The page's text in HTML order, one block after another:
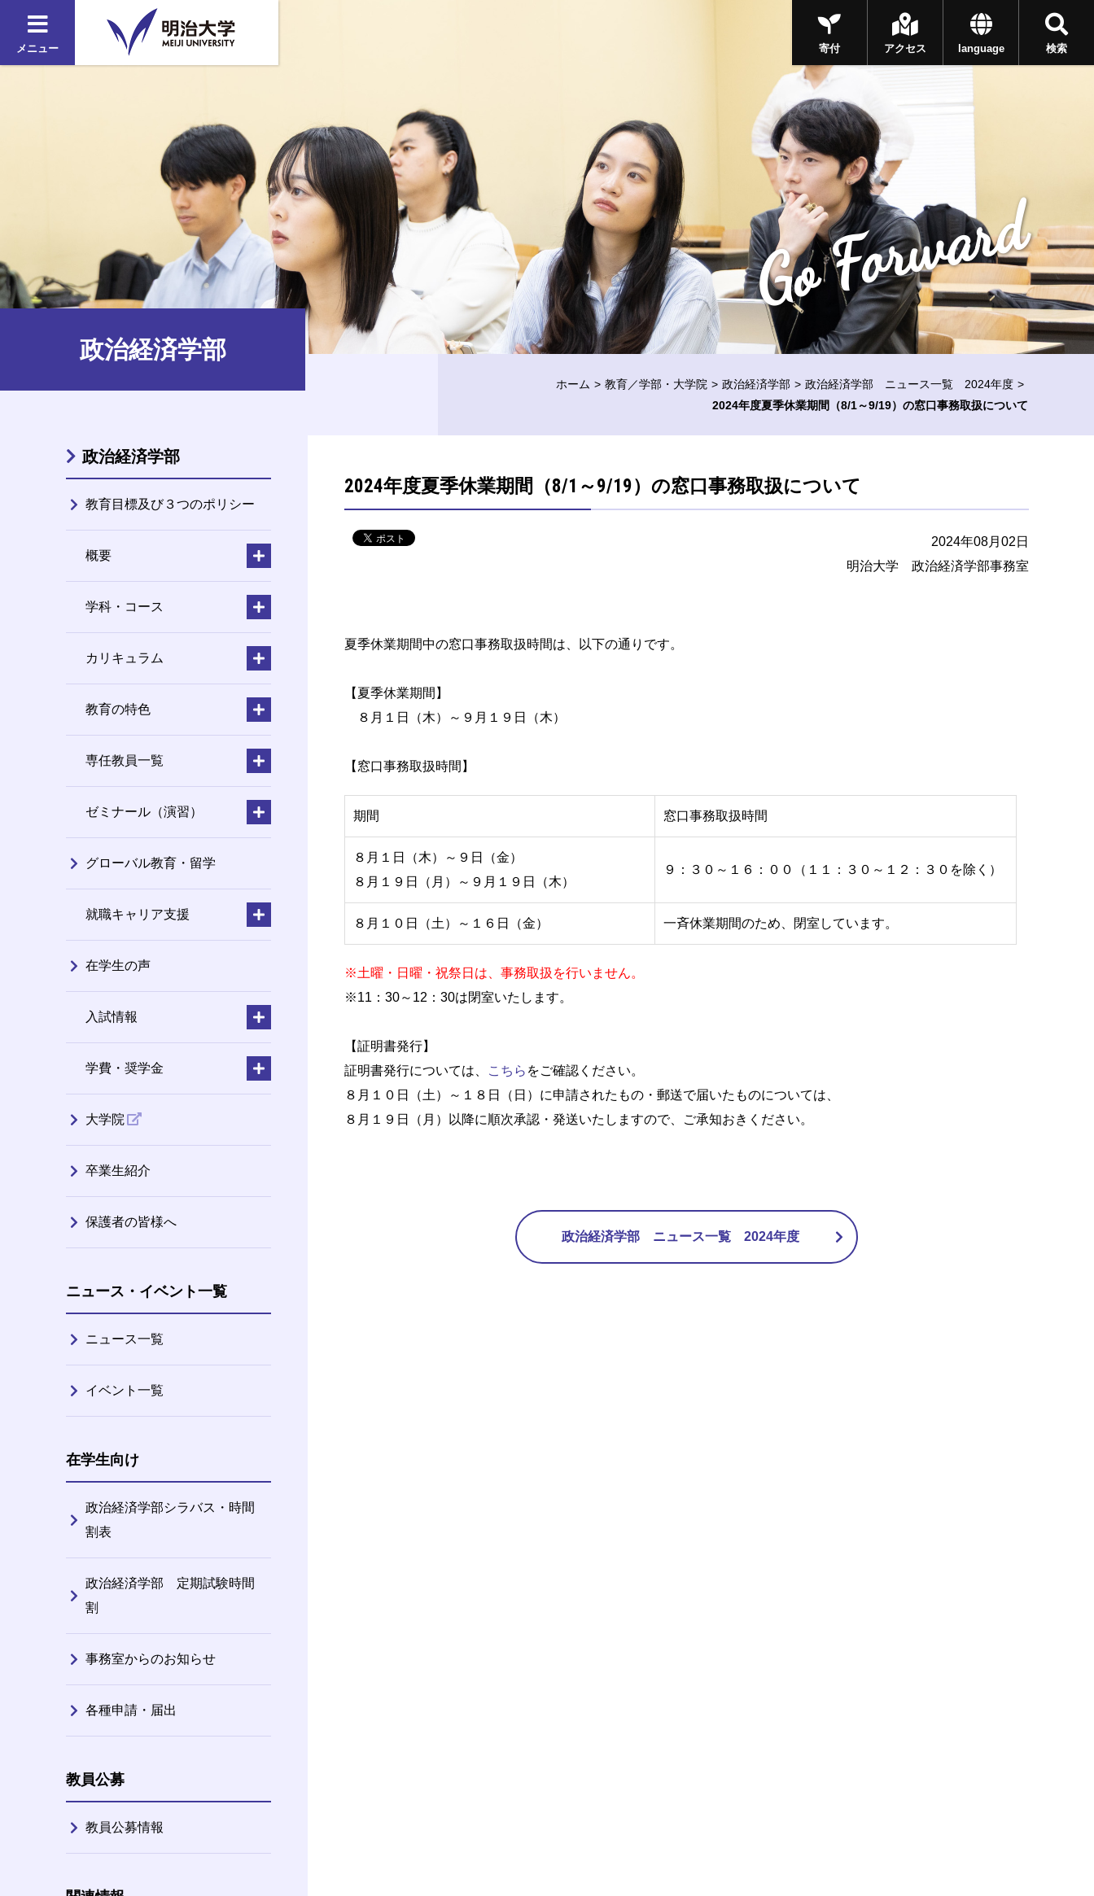
メニュー 検索
language
アクセス
寄付
Go Forward
政治経済学部
ホーム 教育／学部・大学院 政治経済学部
政治経済学部 ニュース一覧 2024年度
2024年度夏季休業期間（8/1～9/19）の窓口事務取扱について
2024年度夏季休業期間（8/1～9/19）の窓口事務取扱について
2024年08月02日
明治大学 政治経済学部事務室
夏季休業期間中の窓口事務取扱時間は、以下の通りです。
【夏季休業期間】
８月１日（木）～９月１９日（木）
【窓口事務取扱時間】
期間 窓口事務取扱時間
８月１日（木）～９日（金）
８月１９日（月）～９月１９日（木）
９：３０～１６：００（１１：３０～１２：３０を除く）
８月１０日（土）～１６日（金） 一斉休業期間のため、閉室しています。
※土曜・日曜・祝祭日は、事務取扱を行いません。
※11：30～12：30は閉室いたします。
【証明書発行】
証明書発行については、 こちら をご確認ください。
８月１０日（土）～１８日（日）に申請されたもの・郵送で届いたものについては、
８月１９日（月）以降に順次承認・発送いたしますので、ご承知おきください。
政治経済学部 ニュース一覧 2024年度
政治経済学部
教育目標及び３つのポリシー
概要
学科・コース
カリキュラム
教育の特色
専任教員一覧
ゼミナール（演習）
グローバル教育・留学
就職キャリア支援
在学生の声
入試情報
学費・奨学金
大学院
卒業生紹介
保護者の皆様へ
ニュース・イベント一覧
ニュース一覧
イベント一覧
在学生向け
政治経済学部シラバス・時間
割表
政治経済学部 定期試験時間
割
事務室からのお知らせ
各種申請・届出
教員公募
教員公募情報